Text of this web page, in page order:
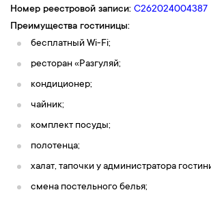
растительного мира и второе по площади. Во
по парку посещаетсяНарзанная галерея
минеральной воды Нарзан,
Зеркальный пруд
павильон «Стеклянная
18:00 — Свободное время.
19:00 —Завершение экскурсионной
Прибытие вг.Чебоксары.Ориентировочное
23:00.
Номер реестровой записи: С262024004387
Преимущества гостиницы:
бесплатный Wi-Fi;
ресторан «Разгуляй;
кондиционер;
чайник;
комплект посуды;
полотенца;
халат, тапочки у администратора
смена постельного белья;